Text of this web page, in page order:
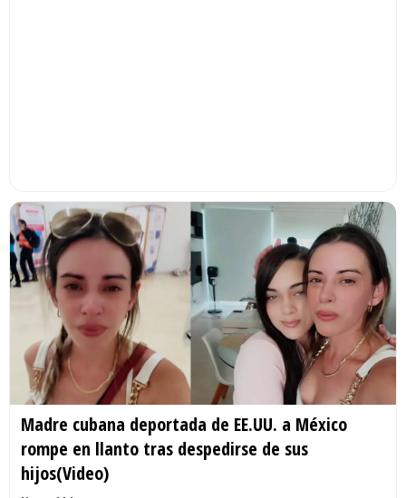
Madre cubana deportada de EE.UU. a México
rompe en llanto tras despedirse de sus
hijos(Video)